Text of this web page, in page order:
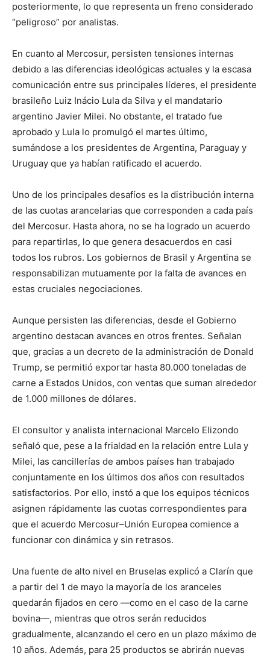
posteriormente, lo que representa un freno considerado
“peligroso” por analistas.
En cuanto al Mercosur, persisten tensiones internas
debido a las diferencias ideológicas actuales y la escasa
comunicación entre sus principales líderes, el presidente
brasileño Luiz Inácio Lula da Silva y el mandatario
argentino Javier Milei. No obstante, el tratado fue
aprobado y Lula lo promulgó el martes último,
sumándose a los presidentes de Argentina, Paraguay y
Uruguay que ya habían ratificado el acuerdo.
Uno de los principales desafíos es la distribución interna
de las cuotas arancelarias que corresponden a cada país
del Mercosur. Hasta ahora, no se ha logrado un acuerdo
para repartirlas, lo que genera desacuerdos en casi
todos los rubros. Los gobiernos de Brasil y Argentina se
responsabilizan mutuamente por la falta de avances en
estas cruciales negociaciones.
Aunque persisten las diferencias, desde el Gobierno
argentino destacan avances en otros frentes. Señalan
que, gracias a un decreto de la administración de Donald
Trump, se permitió exportar hasta 80.000 toneladas de
carne a Estados Unidos, con ventas que suman alrededor
de 1.000 millones de dólares.
El consultor y analista internacional Marcelo Elizondo
señaló que, pese a la frialdad en la relación entre Lula y
Milei, las cancillerías de ambos países han trabajado
conjuntamente en los últimos dos años con resultados
satisfactorios. Por ello, instó a que los equipos técnicos
asignen rápidamente las cuotas correspondientes para
que el acuerdo Mercosur–Unión Europea comience a
funcionar con dinámica y sin retrasos.
Una fuente de alto nivel en Bruselas explicó a Clarín que
a partir del 1 de mayo la mayoría de los aranceles
quedarán fijados en cero —como en el caso de la carne
bovina—, mientras que otros serán reducidos
gradualmente, alcanzando el cero en un plazo máximo de
10 años. Además, para 25 productos se abrirán nuevas